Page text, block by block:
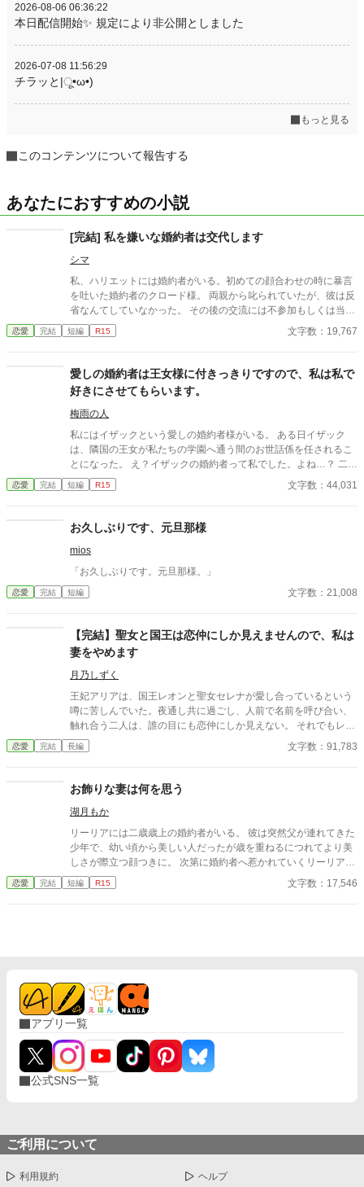
2026-08-06 06:36:22
本日配信開始✨ 規定により非公開としました
2026-07-08 11:56:29
チラッと|ू•ω•)
もっと見る
このコンテンツについて報告する
あなたにおすすめの小説
[完結] 私を嫌いな婚約者は交代します
シマ
私、ハリエットには婚約者がいる。初めての顔合わせの時に暴言
を吐いた婚約者のクロード様。 両親から叱られていたが、彼は反
省なんてしていなかった。 その後の交流には不参加もしくは当日
のキャンセル。繰り返される不誠実な態度に、もう我慢の限界で
す。婚約者を交代させて頂きます。
恋愛 完結 短編 R15 文字数：19,767
愛しの婚約者は王女様に付きっきりですので、私は私で
好きにさせてもらいます。
梅雨の人
私にはイザックという愛しの婚約者様がいる。 ある日イザック
は、隣国の王女が私たちの学園へ通う間のお世話係を任されるこ
とになった。 え？イザックの婚約者って私でした。よね…？ 二人
の仲睦まじい様子を見聞きするたびに、私の心は折れてしまいま
した。 ええ、バッキバキに。 もういいですよね。あとは好きにさ
恋愛 完結 短編 R15 文字数：44,031
お久しぶりです、元旦那様
mios
「お久しぶりです。元旦那様。」
恋愛 完結 短編 文字数：21,008
【完結】聖女と国王は恋仲にしか見えませんので、私は
妻をやめます
月乃しずく
王妃アリアは、国王レオンと聖女セレナが愛し合っているという
噂に苦しんでいた。夜通し共に過ごし、人前で名前を呼び合い、
触れ合う二人は、誰の目にも恋仲にしか見えない。 それでもレオ
ンは「国を守るために必要なことだ」と妻の痛みに気づかず、セ
レナも王妃の席へ座り、妻のように振る舞い続ける。ついに礼拝
に呆れましたわ」そして結婚指輪をレオンへ投げつけ、「私は、
あなたの妻をやめます」と宣言する。だが王妃が去った直後、妻
になったつもりで振る舞う聖女へ、王宮中の視線は冷たく変わっ
ていき。
恋愛 完結 長編 文字数：91,783
お飾りな妻は何を思う
湖月もか
リーリアには二歳歳上の婚約者がいる。 彼は突然父が連れてきた
少年で、幼い頃から美しい人だったが歳を重ねるにつれてより美
しさが際立つ顔つきに。 次第に婚約者へ惹かれていくリーリア。
しかし彼にとっては世間体のための結婚だった。 そんなお飾り妻
リーリアとその夫の話。
恋愛 完結 短編 R15 文字数：17,546
アプリ一覧
公式SNS一覧
ご利用について
利用規約 ヘルプ